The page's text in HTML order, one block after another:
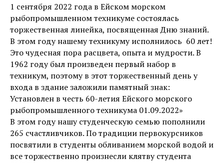
1 сентября 2022 года в Ейском морском
рыбопромышленном техникуме состоялась
торжественная линейка, посвященная Дню знаний.
В этом году нашему техникуму исполнилось 60 лет!
Это чудесная пора расцвета, опыта и мудрости. В
1962 году был произведен первый набор в
техникум, поэтому в этот торжественный день у
входа в здание заложили памятный знак:
Установлен в честь 60-летия Ейского морского
рыбопромышленного техникума 01.09.2022»
В этом году нашу студенческую семью пополнили
265 счастливчиков. По традиции первокурсников
посвятили в студенты обливанием морской водой и
все торжественно произнесли клятву студента